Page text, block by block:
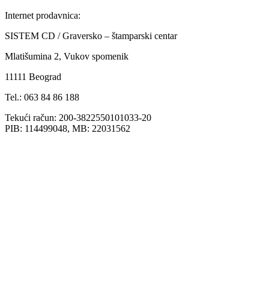
Internet prodavnica:
SISTEM CD / Graversko – štamparski centar
Mlatišumina 2, Vukov spomenik
11111 Beograd
Tel.: 063 84 86 188
Tekući račun: 200-3822550101033-20
PIB: 114499048, MB: 22031562